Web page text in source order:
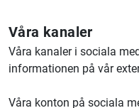
Våra kanaler
Våra kanaler i sociala
informationen på vår
Våra konton på sociala